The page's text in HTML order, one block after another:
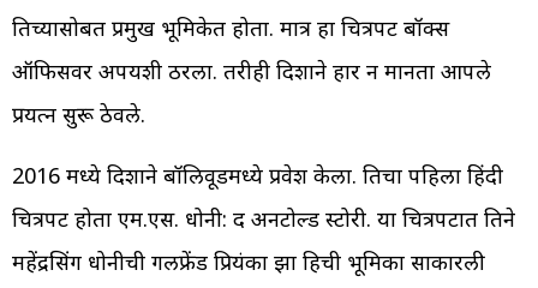
तिच्यासोबत प्रमुख भूमिकेत होता. मात्र हा चित्रपट बॉक्स
ऑफिसवर अपयशी ठरला. तरीही दिशाने हार न मानता आपले
प्रयत्न सुरू ठेवले.
2016 मध्ये दिशाने बॉलिवूडमध्ये प्रवेश केला. तिचा पहिला हिंदी
चित्रपट होता एम.एस. धोनी: द अनटोल्ड स्टोरी. या चित्रपटात तिने
महेंद्रसिंग धोनीची गर्लफ्रेंड प्रियंका झा हिची भूमिका साकारली